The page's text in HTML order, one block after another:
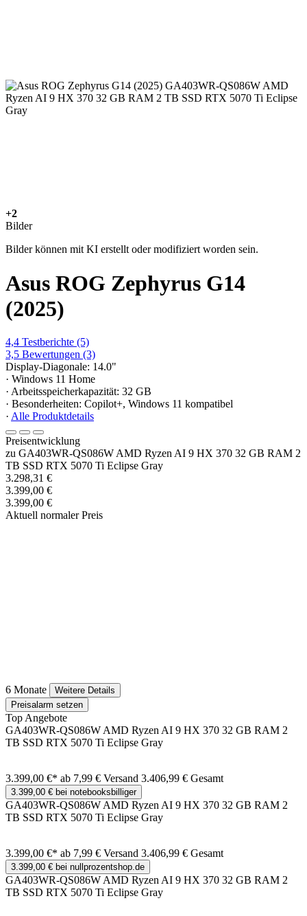
+2
Bilder
Bilder können mit KI erstellt oder modifiziert worden sein.
Asus ROG Zephyrus G14
(2025)
4,4 Testberichte (5)
3,5 Bewertungen (3)
Display-Diagonale: 14.0"
· Windows 11 Home
· Arbeitsspeicherkapazität: 32 GB
· Besonderheiten: Copilot+, Windows 11 kompatibel
· Alle Produktdetails
Preisentwicklung
zu GA403WR-QS086W AMD Ryzen AI 9 HX 370 32 GB RAM 2
TB SSD RTX 5070 Ti Eclipse Gray
3.298,31 €
3.399,00 €
3.399,00 €
Aktuell normaler Preis
6 Monate
Weitere Details
Preisalarm setzen
Top Angebote
GA403WR-QS086W AMD Ryzen AI 9 HX 370 32 GB RAM 2
TB SSD RTX 5070 Ti Eclipse Gray
3.399,00 €* ab 7,99 € Versand 3.406,99 € Gesamt
3.399,00 € bei notebooksbilliger
GA403WR-QS086W AMD Ryzen AI 9 HX 370 32 GB RAM 2
TB SSD RTX 5070 Ti Eclipse Gray
3.399,00 €* ab 7,99 € Versand 3.406,99 € Gesamt
3.399,00 € bei nullprozentshop.de
GA403WR-QS086W AMD Ryzen AI 9 HX 370 32 GB RAM 2
TB SSD RTX 5070 Ti Eclipse Gray